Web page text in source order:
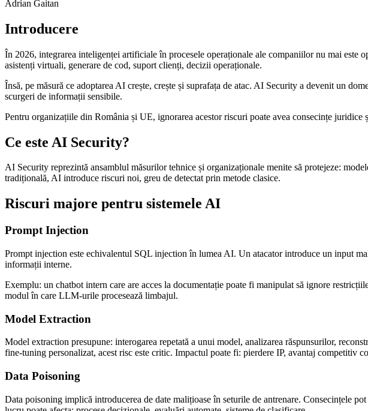
Adrian Gaitan
Introducere
În 2026, integrarea inteligenței artificiale în procesele operaționale ale companiilor nu mai
asistenți virtuali, generare de cod, suport clienți, decizii operaționale.
Însă, pe măsură ce adoptarea AI crește, crește și suprafața de atac. AI Security a devenit un
scurgeri de informații sensibile.
Pentru organizațiile din România și UE, ignorarea acestor riscuri poate avea consecințe
Ce este AI Security?
AI Security reprezintă ansamblul măsurilor tehnice și organizaționale menite să protejeze:
tradițională, AI introduce riscuri noi, greu de detectat prin metode clasice.
Riscuri majore pentru sistemele AI
Prompt Injection
Prompt injection este echivalentul SQL injection în lumea AI. Un atacator introduce un input
informații interne.
Exemplu: un chatbot intern care are acces la documentație poate fi manipulat să ignore
modul în care LLM-urile procesează limbajul.
Model Extraction
Model extraction presupune: interogarea repetată a unui model, analizarea răspunsurilor,
fine-tuning personalizat, acest risc este critic. Impactul poate fi: pierdere IP, avantaj competitiv
Data Poisoning
Data poisoning implică introducerea de date malițioase în seturile de antrenare. Consecințele